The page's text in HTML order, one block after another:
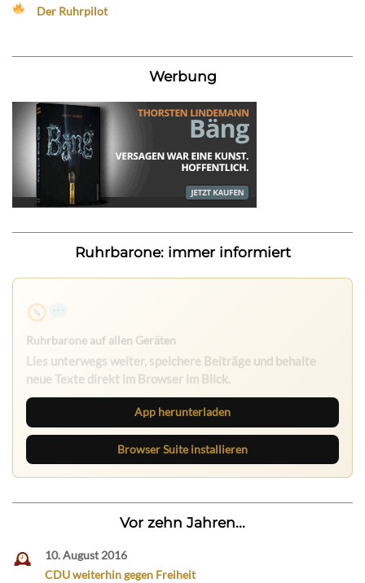
Der Ruhrpilot
Werbung
Ruhrbarone: immer informiert
Ruhrbarone auf allen Geräten
Lies unterwegs weiter, speichere Beiträge und behalte
neue Texte direkt im Browser im Blick.
App herunterladen
Browser Suite installieren
Vor zehn Jahren...
10. August 2016
CDU weiterhin gegen Freiheit